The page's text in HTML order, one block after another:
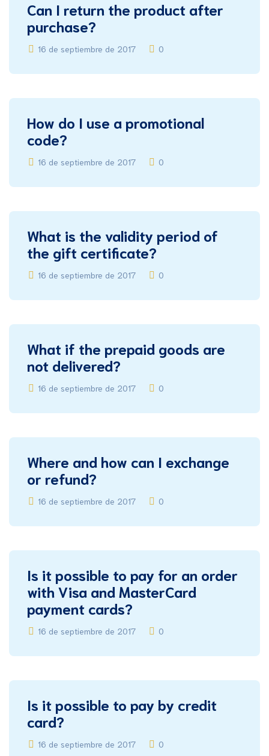
Can I return the product after
purchase?
16 de septiembre de 2017 0
How do I use a promotional
code?
16 de septiembre de 2017 0
What is the validity period of
the gift certificate?
16 de septiembre de 2017 0
What if the prepaid goods are
not delivered?
16 de septiembre de 2017 0
Where and how can I exchange
or refund?
16 de septiembre de 2017 0
Is it possible to pay for an order
with Visa and MasterCard
payment cards?
16 de septiembre de 2017 0
Is it possible to pay by credit
card?
16 de septiembre de 2017 0